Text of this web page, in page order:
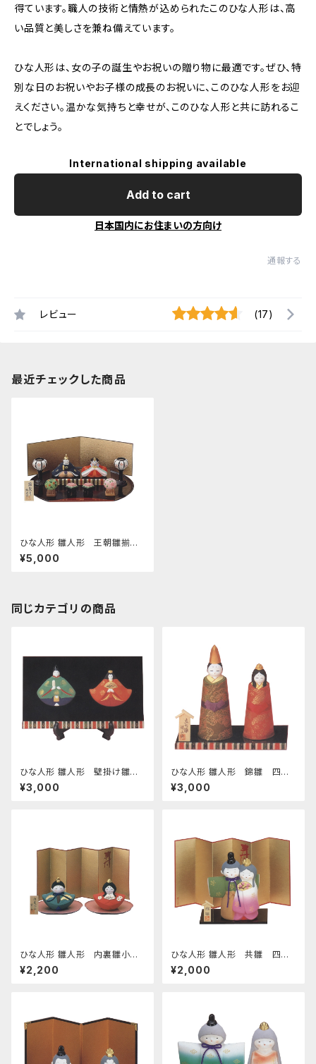
得ています。職人の技術と情熱が込められたこのひな人形は、高
い品質と美しさを兼ね備えています。
ひな人形は、女の子の誕生やお祝いの贈り物に最適です。ぜひ、特
別な日のお祝いやお子様の成長のお祝いに、このひな人形をお迎
えください。温かな気持ちと幸せが、このひな人形と共に訪れるこ
とでしょう。
International shipping available
Add to cart
日本国内にお住まいの方向け
通報する
レビュー (17)
最近チェックした商品
ひな人形 雛人形 王朝雛揃
い 四日市萬古焼
¥5,000
同じカテゴリの商品
ひな人形 雛人形 壁掛け雛人
形 額立て付 四日市萬古焼
¥3,000
ひな人形 雛人形 錦雛 四日
市萬古焼
¥3,000
ひな人形 雛人形 内裏雛小
桃のお皿付き 四日市萬古焼
¥2,200
ひな人形 雛人形 共雛 四日
市萬古焼
¥2,000